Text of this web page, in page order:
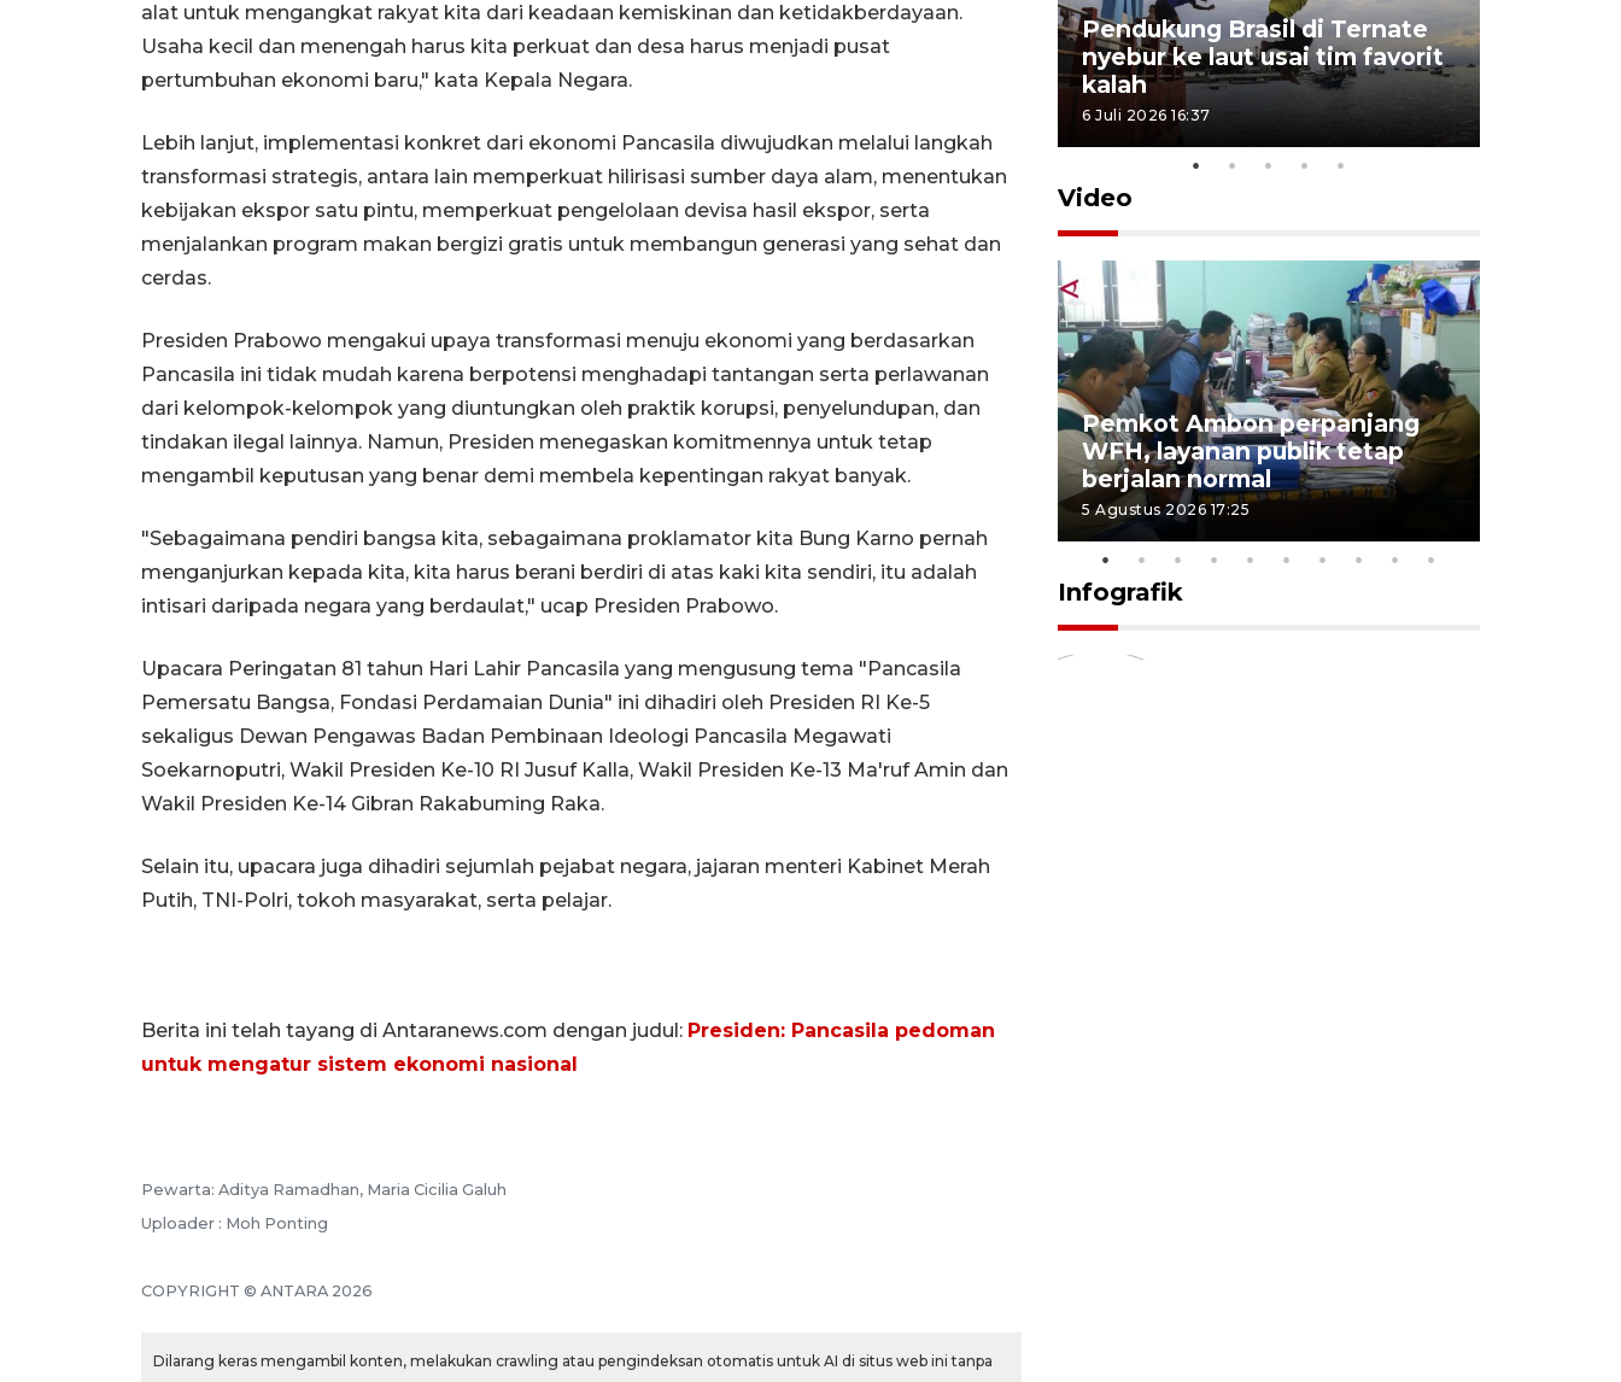
alat untuk mengangkat rakyat kita dari keadaan kemiskinan dan ketidakberdayaan.
Usaha kecil dan menengah harus kita perkuat dan desa harus menjadi pusat
pertumbuhan ekonomi baru," kata Kepala Negara.
Lebih lanjut, implementasi konkret dari ekonomi Pancasila diwujudkan melalui langkah
transformasi strategis, antara lain memperkuat hilirisasi sumber daya alam, menentukan
kebijakan ekspor satu pintu, memperkuat pengelolaan devisa hasil ekspor, serta
menjalankan program makan bergizi gratis untuk membangun generasi yang sehat dan
cerdas.
Presiden Prabowo mengakui upaya transformasi menuju ekonomi yang berdasarkan
Pancasila ini tidak mudah karena berpotensi menghadapi tantangan serta perlawanan
dari kelompok-kelompok yang diuntungkan oleh praktik korupsi, penyelundupan, dan
tindakan ilegal lainnya. Namun, Presiden menegaskan komitmennya untuk tetap
mengambil keputusan yang benar demi membela kepentingan rakyat banyak.
"Sebagaimana pendiri bangsa kita, sebagaimana proklamator kita Bung Karno pernah
menganjurkan kepada kita, kita harus berani berdiri di atas kaki kita sendiri, itu adalah
intisari daripada negara yang berdaulat," ucap Presiden Prabowo.
Upacara Peringatan 81 tahun Hari Lahir Pancasila yang mengusung tema "Pancasila
Pemersatu Bangsa, Fondasi Perdamaian Dunia" ini dihadiri oleh Presiden RI Ke-5
sekaligus Dewan Pengawas Badan Pembinaan Ideologi Pancasila Megawati
Soekarnoputri, Wakil Presiden Ke-10 RI Jusuf Kalla, Wakil Presiden Ke-13 Ma'ruf Amin dan
Wakil Presiden Ke-14 Gibran Rakabuming Raka.
Selain itu, upacara juga dihadiri sejumlah pejabat negara, jajaran menteri Kabinet Merah
Putih, TNI-Polri, tokoh masyarakat, serta pelajar.
Berita ini telah tayang di Antaranews.com dengan judul: Presiden: Pancasila pedoman
untuk mengatur sistem ekonomi nasional
Pewarta: Aditya Ramadhan, Maria Cicilia Galuh
Uploader : Moh Ponting
COPYRIGHT © ANTARA 2026
Dilarang keras mengambil konten, melakukan crawling atau pengindeksan otomatis untuk AI di situs web ini tanpa
Unjuk rasa protes penataan
Pendukung Brasil di Ternate
nyebur ke laut usai tim favorit
kalah
6 Juli 2026 16:37
Video
Ambon ajak semua pihak buka
ruang pada anak di lembaga
pembinaan
Pemkot Ambon perpanjang
WFH, layanan publik tetap
berjalan normal
5 Agustus 2026 17:25
Infografik
Awas penipuan berbasis AI